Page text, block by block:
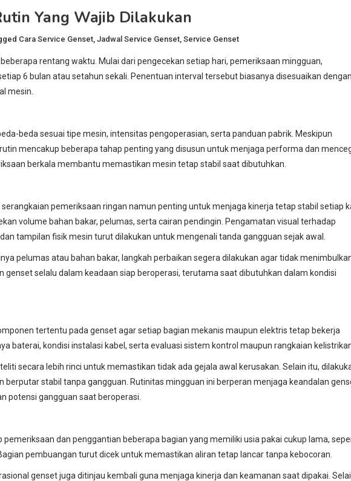
Yang Wajib Dilakukan
Cara Service Genset, Jadwal Service Genset, Service Genset
rentang waktu. Mulai dari pengecekan setiap hari, pemeriksaan mingguan,
6 bulan atau setahun sekali. Penentuan interval tersebut biasanya disesuaikan dengan
mesin.
beda sesuai tipe mesin, intensitas pengoperasian, serta panduan pabrik. Meskipun
mencakup beberapa tahap penting yang disusun untuk menjaga performa dan
berkala membantu memastikan mesin tetap stabil saat dibutuhkan.
pemeriksaan ringan namun penting untuk menjaga kinerja tetap stabil setiap
volume bahan bakar, pelumas, serta cairan pendingin. Pengamatan visual terhadap
tampilan fisik mesin turut dilakukan untuk mengenali tanda gangguan sejak awal.
pelumas atau bahan bakar, langkah perbaikan segera dilakukan agar tidak
genset selalu dalam keadaan siap beroperasi, terutama saat dibutuhkan dalam kondisi
tertentu pada genset agar setiap bagian mekanis maupun elektris tetap bekerja
baterai, kondisi instalasi kabel, serta evaluasi sistem kontrol maupun rangkaian
secara lebih rinci untuk memastikan tidak ada gejala awal kerusakan. Selain itu,
berputar stabil tanpa gangguan. Rutinitas mingguan ini berperan menjaga keandalan
potensi gangguan saat beroperasi.
dan penggantian beberapa bagian yang memiliki usia pakai cukup lama,
pembuangan turut dicek untuk memastikan aliran tetap lancar tanpa kebocoran.
genset juga ditinjau kembali guna menjaga kinerja dan keamanan saat dipakai.